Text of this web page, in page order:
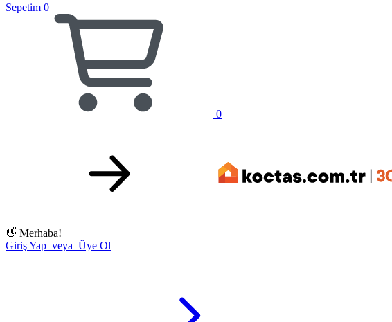
Sepetim 0
0
👋 Merhaba!
Giriş Yap veya Üye Ol